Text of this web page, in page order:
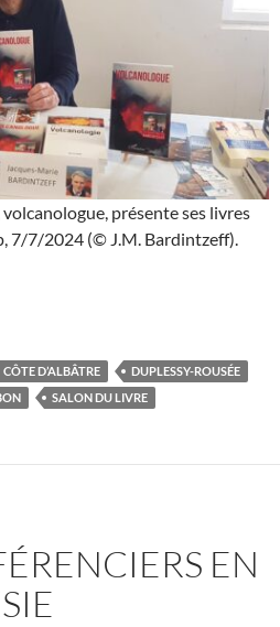
présente ses livres
7/7/2024 (© J.M. Bardintzeff).
du Salon du livre de Fécamp
CÔTE D’ALBÂTRE
DUPLESSY-ROUSÉE
SALON DU LIVRE
EN